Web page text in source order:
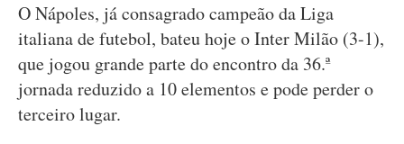
O Nápoles, já consagrado campeão da Liga
italiana de futebol, bateu hoje o Inter Milão (3-1),
que jogou grande parte do encontro da 36.ª
jornada reduzido a 10 elementos e pode perder o
terceiro lugar.